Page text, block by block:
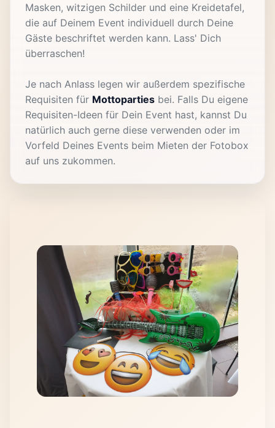
Masken, witzigen Schilder und eine Kreidetafel,
die auf Deinem Event individuell durch Deine
Gäste beschriftet werden kann. Lass' Dich
überraschen!
Je nach Anlass legen wir außerdem spezifische
Requisiten für Mottoparties bei. Falls Du eigene
Requisiten-Ideen für Dein Event hast, kannst Du
natürlich auch gerne diese verwenden oder im
Vorfeld Deines Events beim Mieten der Fotobox
auf uns zukommen.